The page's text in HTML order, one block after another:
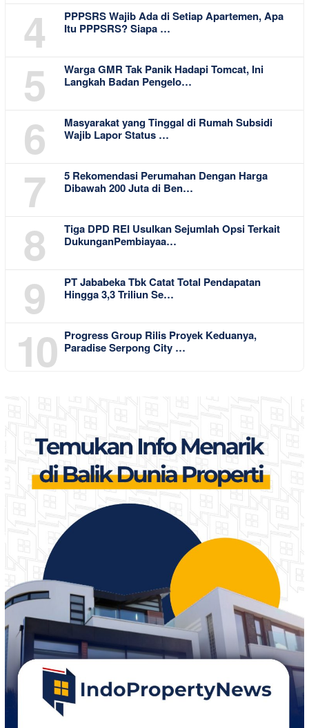
4
PPPSRS Wajib Ada di Setiap Apartemen, Apa
Itu PPPSRS? Siapa …
5
Warga GMR Tak Panik Hadapi Tomcat, Ini
Langkah Badan Pengelo…
6
Masyarakat yang Tinggal di Rumah Subsidi
Wajib Lapor Status …
7
5 Rekomendasi Perumahan Dengan Harga
Dibawah 200 Juta di Ben…
8
Tiga DPD REI Usulkan Sejumlah Opsi Terkait
DukunganPembiayaa…
9
PT Jababeka Tbk Catat Total Pendapatan
Hingga 3,3 Triliun Se…
10
Progress Group Rilis Proyek Keduanya,
Paradise Serpong City …